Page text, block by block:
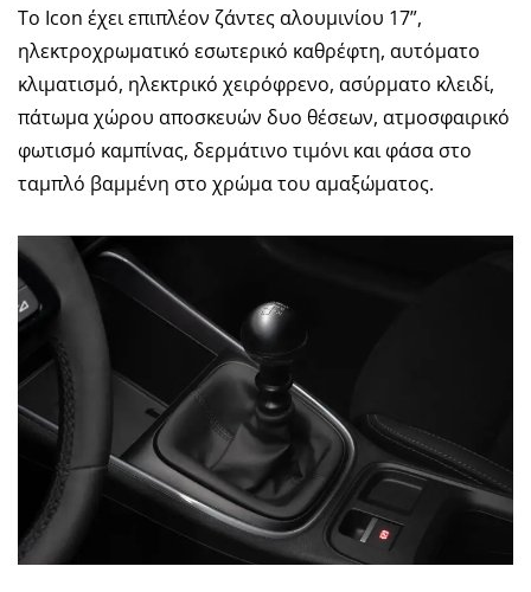
Το Icon έχει επιπλέον ζάντες αλουμινίου 17”,
ηλεκτροχρωματικό εσωτερικό καθρέφτη, αυτόματο
κλιματισμό, ηλεκτρικό χειρόφρενο, ασύρματο κλειδί,
πάτωμα χώρου αποσκευών δυο θέσεων, ατμοσφαιρικό
φωτισμό καμπίνας, δερμάτινο τιμόνι και φάσα στο
ταμπλό βαμμένη στο χρώμα του αμαξώματος.